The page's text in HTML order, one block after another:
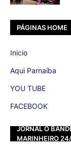
PÁGINAS HOME
Inicio
Aqui Parnaíba
YOU TUBE
FACEBOOK
JORNAL O
MARINHEIRO